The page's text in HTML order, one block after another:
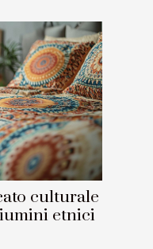
culturale
etnici